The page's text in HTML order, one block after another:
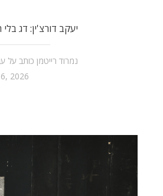
יעקב דורצ'ין: דג
נמרוד רייטמן כותב על
2026